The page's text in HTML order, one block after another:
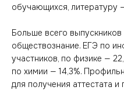
обучающихся, литературу
Больше всего
обществознание. ЕГЭ по
участников, по физике —
по химии — 14,3%.
для получения аттестата